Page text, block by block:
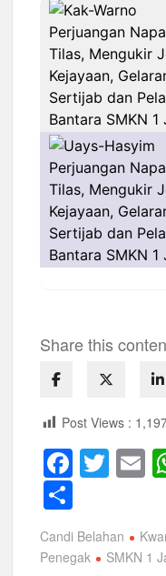
Share this
Post Views :
F
c
e
T
er
E
ail
h
ar
Candi Belahan
Penegak
SMKN 1